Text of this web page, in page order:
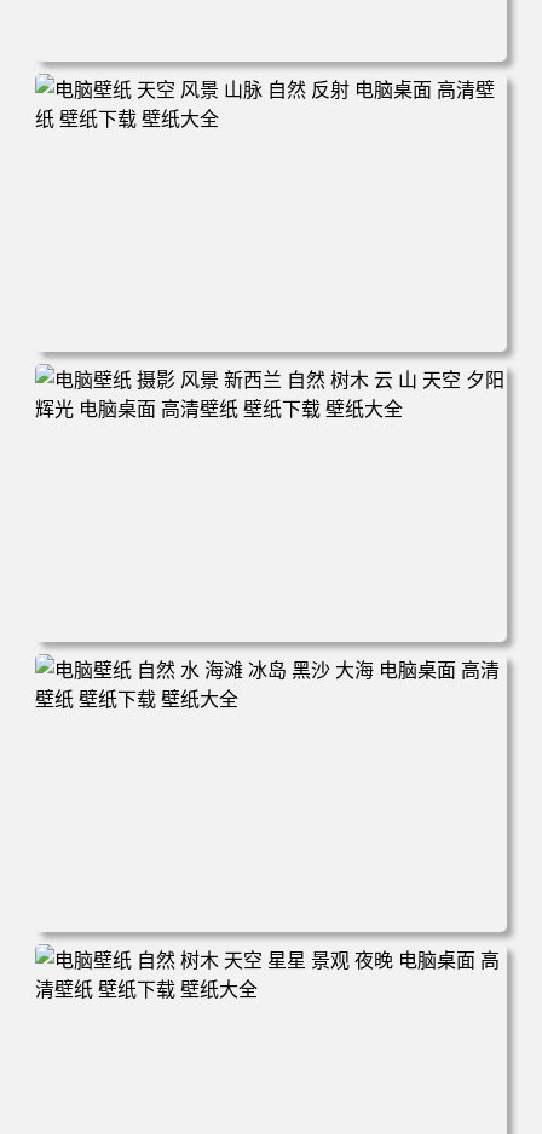
电脑壁纸 自然 河流 景观 电脑桌面 高清壁纸 壁纸下载 壁纸
大全
电脑壁纸 天空 风景 山脉 自然 反射 电脑桌面 高清壁纸 壁纸
下载 壁纸大全
电脑壁纸 摄影 风景 新西兰 自然 树木 云 山 天空 夕阳 辉光
电脑桌面 高清壁纸 壁纸下载 壁纸大全
电脑壁纸 自然 水 海滩 冰岛 黑沙 大海 电脑桌面 高清壁纸
壁纸下载 壁纸大全